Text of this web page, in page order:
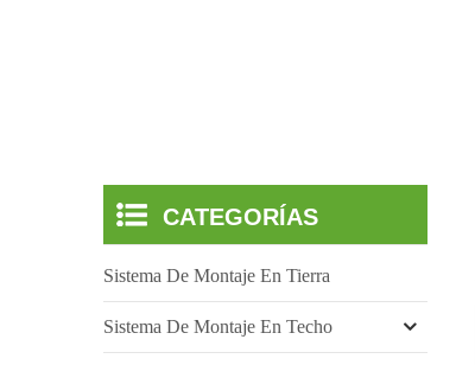
CATEGORÍAS
Sistema De Montaje En Tierra
Sistema De Montaje En Techo